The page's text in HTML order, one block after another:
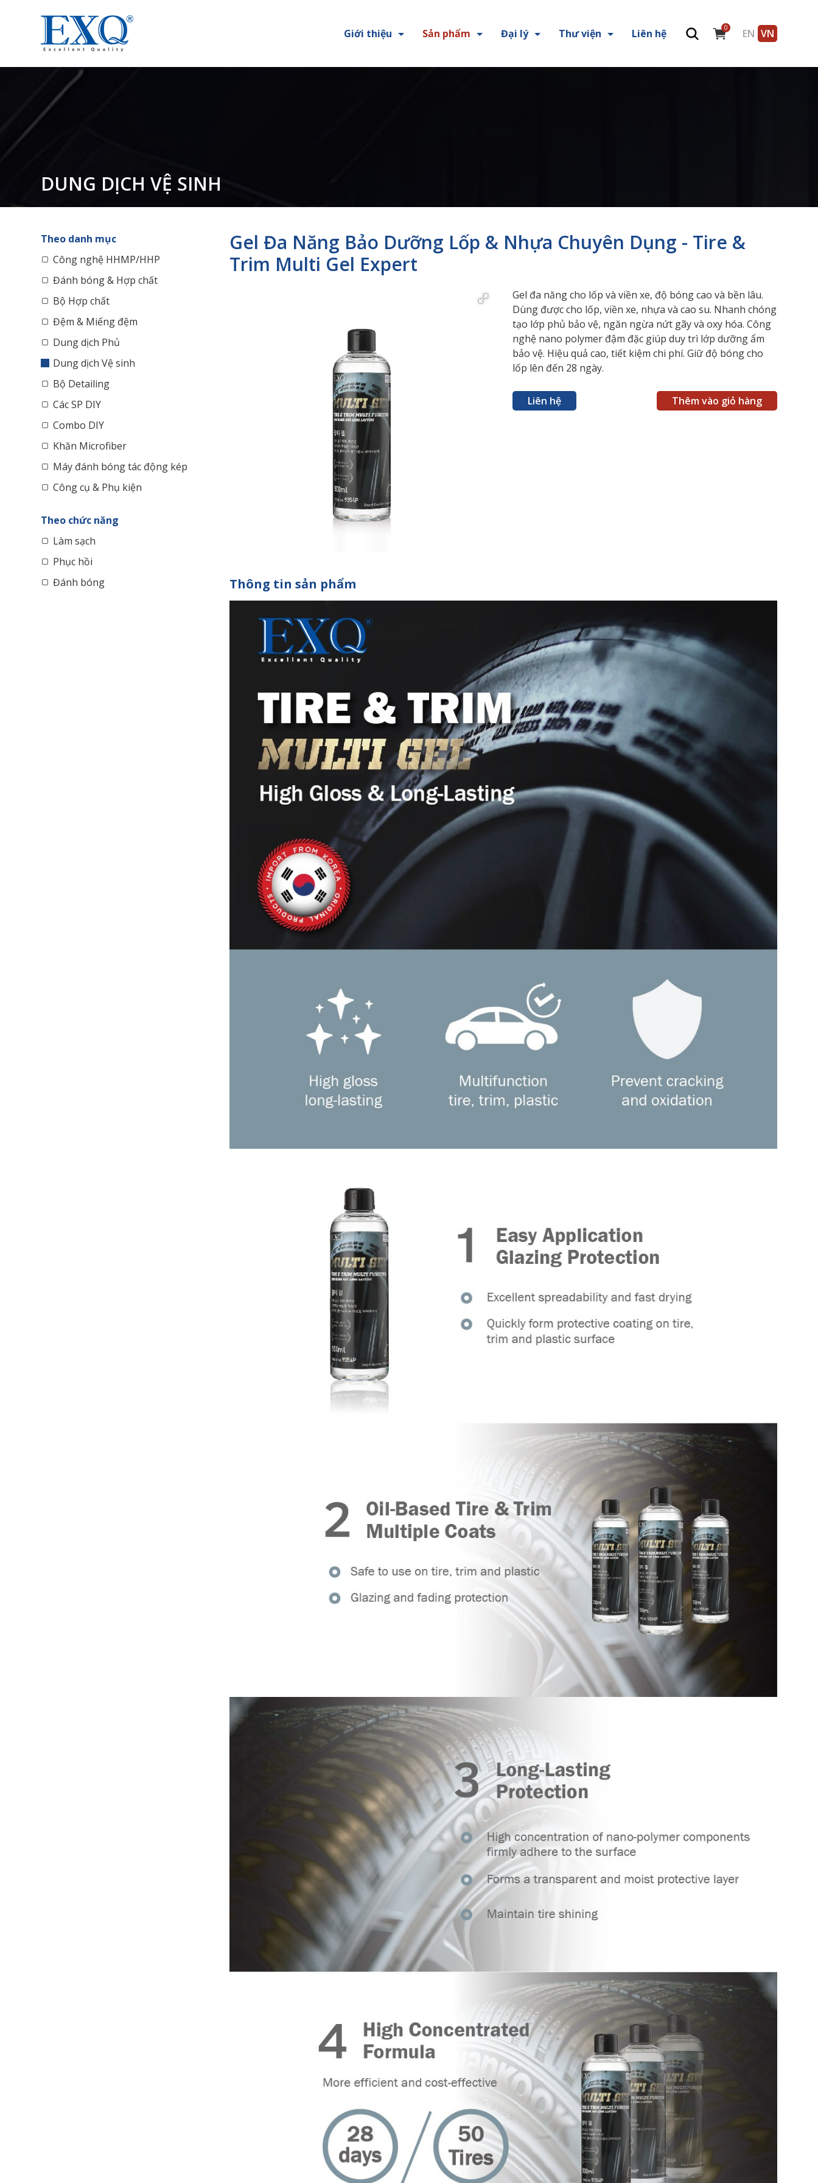
Giới thiệu Sản phẩm Đại lý Thư viện Liên hệ 0 EN VN
DUNG DỊCH VỆ SINH
Theo danh mục
Công nghệ HHMP/HHP
Đánh bóng & Hợp chất
Bộ Hợp chất
Đệm & Miếng đệm
Dung dịch Phủ
Dung dịch Vệ sinh
Bộ Detailing
Các SP DIY
Combo DIY
Khăn Microfiber
Máy đánh bóng tác động kép
Công cụ & Phụ kiện
Theo chức năng
Làm sạch
Phục hồi
Đánh bóng
Gel Đa Năng Bảo Dưỡng Lốp & Nhựa Chuyên Dụng - Tire &
Trim Multi Gel Expert
Gel đa năng cho lốp và viền xe, độ bóng cao và bền lâu.
Dùng được cho lốp, viền xe, nhựa và cao su. Nhanh chóng
tạo lớp phủ bảo vệ, ngăn ngừa nứt gãy và oxy hóa. Công
nghệ nano polymer đậm đặc giúp duy trì lớp dưỡng ẩm
bảo vệ. Hiệu quả cao, tiết kiệm chi phí. Giữ độ bóng cho
lốp lên đến 28 ngày.
Liên hệ Thêm vào giỏ hàng
Thông tin sản phẩm